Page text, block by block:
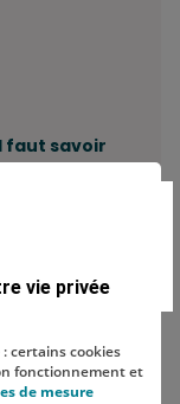
faut savoir
stratégie
vie privée
certains cookies
fonctionnement et
de mesure